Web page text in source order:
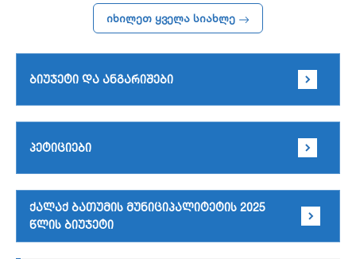
ბიუჯეტი და ანგარიშები
პეტიციები
ქალაქ ბათუმის მუნიციპალიტეტის 2025
წლის ბიუჯეტი
იხილეთ ყველა სიახლე